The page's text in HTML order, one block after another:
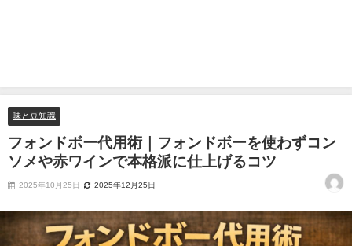
味と豆知識
フォンドボー代用術｜フォンドボーを使わずコン
ソメや赤ワインで本格派に仕上げるコツ
2025年10月25日 2025年12月25日